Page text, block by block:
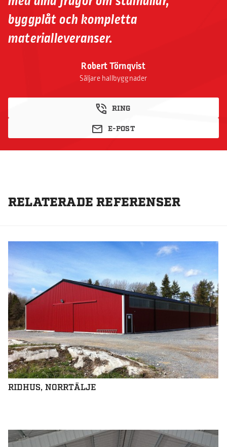
Robert Törnqvist
Säljare hallbyggnader
RING
E-POST
byggplåt och kompletta
materialleveranser.
RELATERADE REFERENSER
RIDHUS, NORRTÄLJE